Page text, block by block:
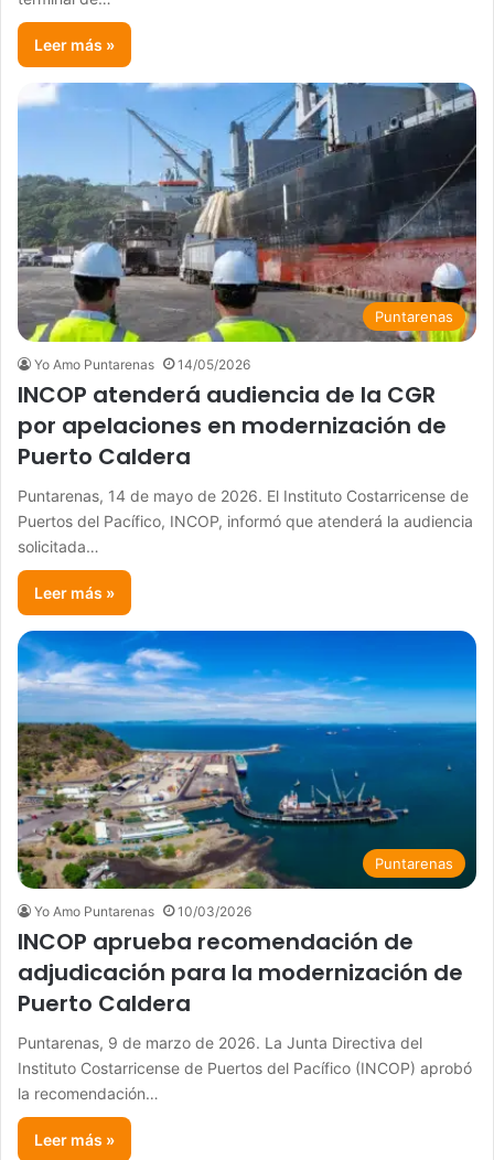
Leer más »
Puntarenas
Yo Amo Puntarenas 14/05/2026
INCOP atenderá audiencia de la CGR
por apelaciones en modernización de
Puerto Caldera
Puntarenas, 14 de mayo de 2026. El Instituto Costarricense de
Puertos del Pacífico, INCOP, informó que atenderá la audiencia
solicitada…
Leer más »
Puntarenas
Yo Amo Puntarenas 10/03/2026
INCOP aprueba recomendación de
adjudicación para la modernización de
Puerto Caldera
Puntarenas, 9 de marzo de 2026. La Junta Directiva del
Instituto Costarricense de Puertos del Pacífico (INCOP) aprobó
la recomendación…
Leer más »